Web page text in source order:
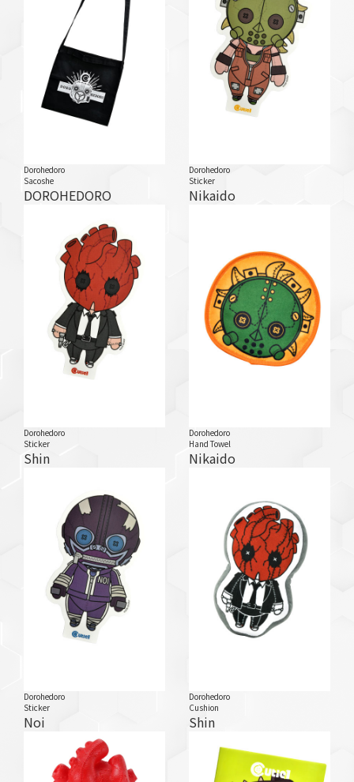
Dorohedoro
Sacoshe
DOROHEDORO
Dorohedoro
Sticker
Nikaido
Dorohedoro
Sticker
Shin
Dorohedoro
Hand Towel
Nikaido
Dorohedoro
Sticker
Noi
Dorohedoro
Cushion
Shin